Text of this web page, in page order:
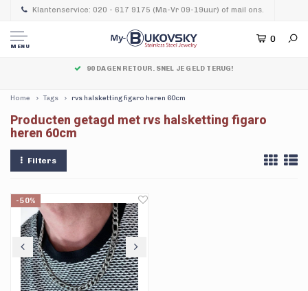
Klantenservice: 020 - 617 9175 (Ma-Vr 09-19uur) of mail ons.
MENU
0
90 DAGEN RETOUR. SNEL JE GELD TERUG!
Home Tags rvs halsketting figaro heren 60cm
Producten getagd met rvs halsketting figaro
heren 60cm
Filters
-50%